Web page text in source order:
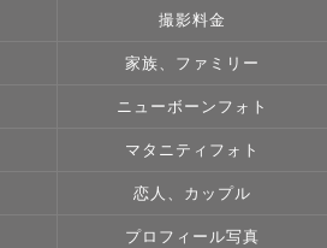
撮影料金
家族、ファミリー
ニューボーンフォト
マタニティフォト
恋人、カップル
プロフィール写真